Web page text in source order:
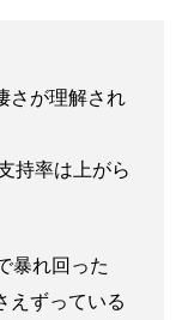
さが理解され
持率は上がら
暴れ回った
えずっている